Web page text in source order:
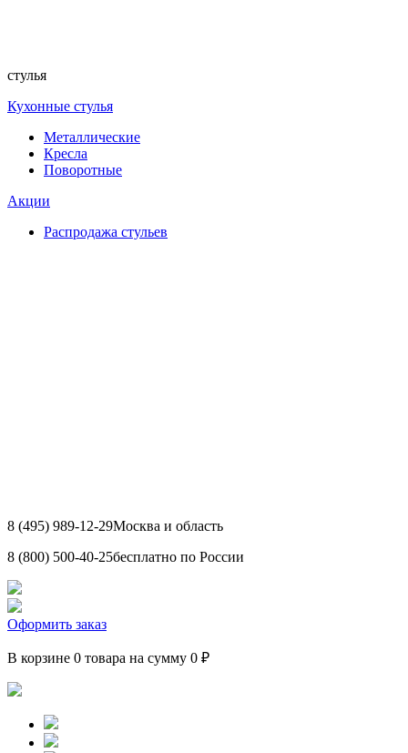
стулья
Кухонные стулья
Металлические
Кресла
Поворотные
Акции
Распродажа стульев
8 (495) 989-12-29Москва и область
8 (800) 500-40-25бесплатно по России
Оформить заказ
В корзине 0 товара на сумму 0 ₽